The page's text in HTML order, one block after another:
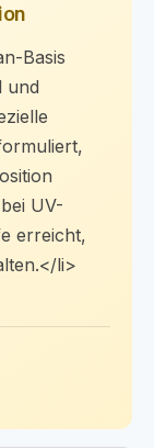
Basis
und
UV-
erreicht,
li>